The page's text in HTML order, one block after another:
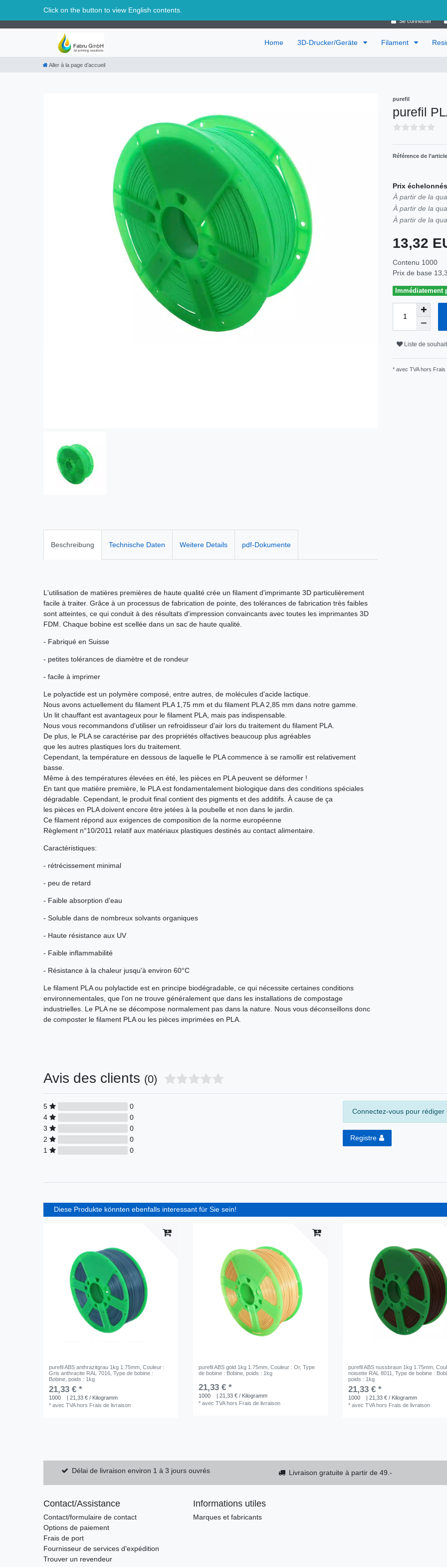
Click on the button to view English contents.
Suisse
Se connecter
Home 3D-Drucker/Geräte Filament
Aller à la page d’accueil
purefil
purefil
Référence de l’article
Prix
À partir de la
À partir de la
À partir de la
13,32
Contenu 1000
Prix de base
Immédiatement
Liste de
* avec TVA hors Frais
Beschreibung Technische Daten Weitere Details pdf-Dokumente
L'utilisation de matières premières de haute qualité crée un filament d'imprimante 3D particulièrement
facile à traiter. Grâce à un processus de fabrication de pointe, des tolérances de fabrication très faibles
sont atteintes, ce qui conduit à des résultats d'impression convaincants avec toutes les imprimantes 3D
FDM. Chaque bobine est scellée dans un sac de haute qualité.
- Fabriqué en Suisse
- petites tolérances de diamètre et de rondeur
- facile à imprimer
Le polyactide est un polymère composé, entre autres, de molécules d'acide lactique.
Nous avons actuellement du filament PLA 1,75 mm et du filament PLA 2,85 mm dans notre gamme.
Un lit chauffant est avantageux pour le filament PLA, mais pas indispensable.
Nous vous recommandons d'utiliser un refroidisseur d'air lors du traitement du filament PLA.
De plus, le PLA se caractérise par des propriétés olfactives beaucoup plus agréables
que les autres plastiques lors du traitement.
Cependant, la température en dessous de laquelle le PLA commence à se ramollir est relativement
basse.
Même à des températures élevées en été, les pièces en PLA peuvent se déformer !
En tant que matière première, le PLA est fondamentalement biologique dans des conditions spéciales
dégradable. Cependant, le produit final contient des pigments et des additifs. À cause de ça
les pièces en PLA doivent encore être jetées à la poubelle et non dans le jardin.
Ce filament répond aux exigences de composition de la norme européenne
Règlement n°10/2011 relatif aux matériaux plastiques destinés au contact alimentaire.
Caractéristiques:
- rétrécissement minimal
- peu de retard
- Faible absorption d'eau
- Soluble dans de nombreux solvants organiques
- Haute résistance aux UV
- Faible inflammabilité
- Résistance à la chaleur jusqu'à environ 60°C
Le filament PLA ou polylactide est en principe biodégradable, ce qui nécessite certaines conditions
environnementales, que l'on ne trouve généralement que dans les installations de compostage
industrielles. Le PLA ne se décompose normalement pas dans la nature. Nous vous déconseillons donc
de composter le filament PLA ou les pièces imprimées en PLA.
Avis des clients (0)
5
0
4
0
3
0
2
0
1
0
Connectez-vous pour rédiger
Registre
Diese Produkte könnten ebenfalls interessant für Sie sein!
purefil ABS anthrazitgrau 1kg 1.75mm , Couleur :
Gris anthracite RAL 7016 , Type de bobine :
Bobine , poids : 1kg
21,33 € *
1000
| 21,33 € / Kilogramm
*avec TVAhors Frais de livraison
purefil ABS gold 1kg 1.75mm , Couleur : Or, Type
de bobine : Bobine , poids : 1kg
21,33 € *
1000
| 21,33 € / Kilogramm
*avec TVAhors Frais de livraison
purefil ABS nussbraun 1kg 1.75mm ,
noisette RAL 8011
, Type de bobine :
poids : 1kg
21,33 € *
1000
| 21,33 € / Kilogramm
*avec TVAhors Frais de livraison
Délai de livraison environ 1 à 3 jours ouvrés Livraison gratuite à partir de 49.-
Contact/Assistance
Contact/formulaire de contact
Options de paiement
Frais de port
Fournisseur de services d'expédition
Trouver un revendeur
Informations utiles
Marques et fabricants